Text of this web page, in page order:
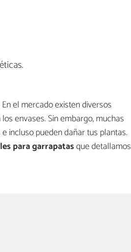
el mercado existen diversos
envases. Sin embargo, muchas
incluso pueden dañar tus plantas.
para garrapatasque detallamos